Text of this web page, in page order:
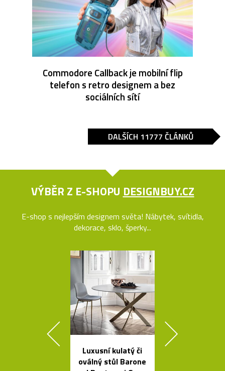
Commodore Callback je mobilní flip
telefon s retro designem a bez
sociálních sítí
DALŠÍCH 11777 ČLÁNKŮ
VÝBĚR Z E-SHOPU DESIGNBUY.CZ
E-shop s nejlepším designem světa! Nábytek, svítidla,
dekorace, sklo, šperky...
Luxusní kulatý či
oválný stůl Barone